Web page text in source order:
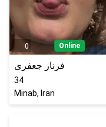
0 Online
فرناز جعفری
34
Minab, Iran